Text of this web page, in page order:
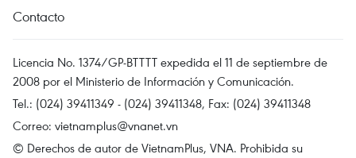
Contacto
Licencia No. 1374/GP-BTTTT expedida el 11 de septiembre de
2008 por el Ministerio de Información y Comunicación.
Tel.: (024) 39411349 - (024) 39411348, Fax: (024) 39411348
Correo: vietnamplus@vnanet.vn
© Derechos de autor de VietnamPlus, VNA. Prohibida su